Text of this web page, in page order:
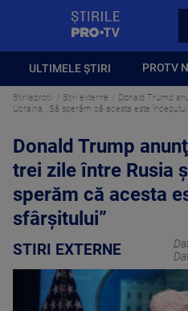
ULTIMELE ȘTIRI PROTV
Stirileprotv Stiri externe
Donald Trump
Ucraina. „Să sperăm că acesta este începutul
Donald Trump
trei zile între Rusia
sperăm că acesta
sfârşitului”
STIRI EXTERNE